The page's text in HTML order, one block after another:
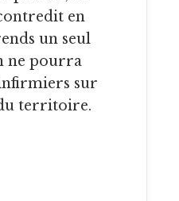
en
un seul
ne pourra
sur
territoire.